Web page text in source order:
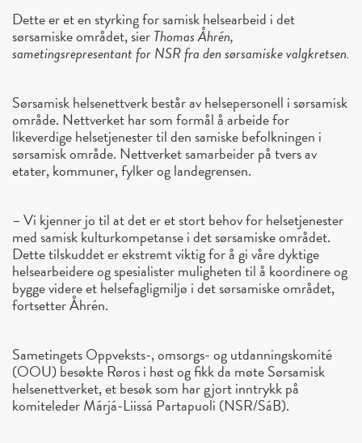
Dette er et en styrking for samisk helsearbeid i det
sørsamiske området, sierThomas Åhrén,
sametingsrepresentant for NSR fra den sørsamiske valgkretsen.
Sørsamisk helsenettverk består av helsepersonell i sørsamisk
område. Nettverket har som formål å arbeide for
likeverdige helsetjenester til den samiske befolkningen i
sørsamisk område. Nettverket samarbeider på tvers av
etater, kommuner, fylker og landegrensen.
– Vi kjenner jo til at det er et stort behov for helsetjenester
med samisk kulturkompetanse i det sørsamiske området.
Dette tilskuddet er ekstremt viktig for å gi våre dyktige
helsearbeidere og spesialister muligheten til å koordinere og
bygge videre et helsefagligmiljø i det sørsamiske området,
fortsetter Åhrén.
Sametingets Oppveksts-, omsorgs- og utdanningskomité
(OOU) besøkte Røros i høst og fikk da møte Sørsamisk
helsenettverket, et besøk som har gjort inntrykk på
komiteleder Márjá-Liissá Partapuoli (NSR/SáB).